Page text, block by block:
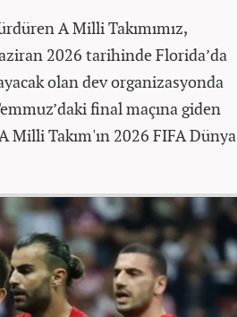
A Milli Takımımız,
2026 tarihinde Florida’da
olan dev organizasyonda
final maçına giden
Takım'ın 2026 FIFA Dünya